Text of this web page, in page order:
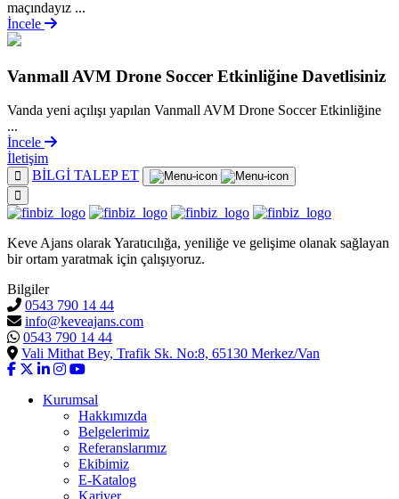
maçındayız ...
İncele
Vanmall AVM Drone Soccer Etkinliğine Davetlisiniz
Vanda yeni açılışı yapılan Vanmall AVM Drone Soccer Etkinliğine
...
İncele
İletişim
BİLGİ TALEP ET
Keve Ajans olarak Yaratıcılığa, yeniliğe ve gelişime olanak sağlayan
bir ortam yaratmak için çalışıyoruz.
Bilgiler
0543 790 14 44
info@keveajans.com
0543 790 14 44
Vali Mithat Bey, Trafik Sk. No:8, 65130 Merkez/Van
Kurumsal
Hakkımızda
Belgelerimiz
Referanslarımız
Ekibimiz
E-Katalog